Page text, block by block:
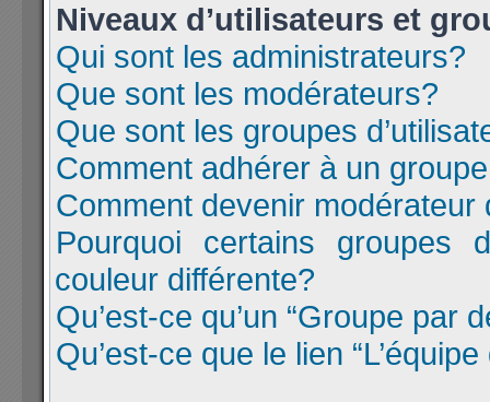
Niveaux d’utilisateurs et
Qui sont les administrateurs?
Que sont les modérateurs?
Que sont les groupes
Comment adhérer à un
Comment devenir modérateur
Pourquoi certains groupes
couleur différente?
Qu’est-ce qu’un “Groupe par
Qu’est-ce que le lien